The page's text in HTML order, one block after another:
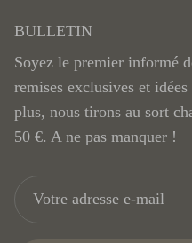
BULLETIN
Soyez le premier informé
remises exclusives et
plus, nous tirons au sort
50 €. A ne pas manquer !